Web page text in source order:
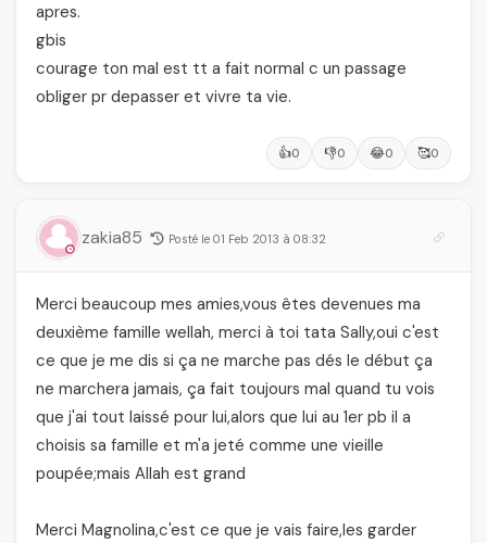
apres.
gbis
courage ton mal est tt a fait normal c un passage
obliger pr depasser et vivre ta vie.
👍0 👎0 😂0 🥰0
zakia85 Posté le 01 Feb 2013 à 08:32
Merci beaucoup mes amies,vous êtes devenues ma
deuxième famille wellah, merci à toi tata Sally,oui c'est
ce que je me dis si ça ne marche pas dés le début ça
ne marchera jamais, ça fait toujours mal quand tu vois
que j'ai tout laissé pour lui,alors que lui au 1er pb il a
choisis sa famille et m'a jeté comme une vieille
poupée;mais Allah est grand
Merci Magnolina,c'est ce que je vais faire,les garder